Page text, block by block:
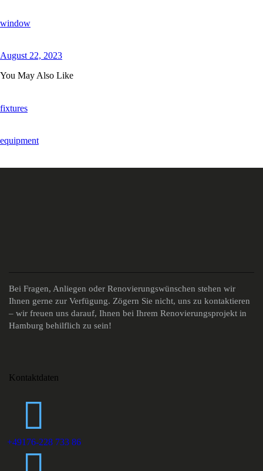
window
August 22, 2023
You May Also Like
fixtures
equipment
Bei Fragen, Anliegen oder Renovierungswünschen stehen wir
Ihnen gerne zur Verfügung. Zögern Sie nicht, uns zu kontaktieren
– wir freuen uns darauf, Ihnen bei Ihrem Renovierungsprojekt in
Hamburg behilflich zu sein!
Kontaktdaten
+49176-228 733 86